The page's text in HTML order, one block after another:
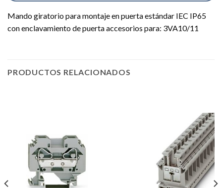
Mando giratorio para montaje en puerta estándar IEC IP65
con enclavamiento de puerta accesorios para: 3VA10/11
PRODUCTOS RELACIONADOS